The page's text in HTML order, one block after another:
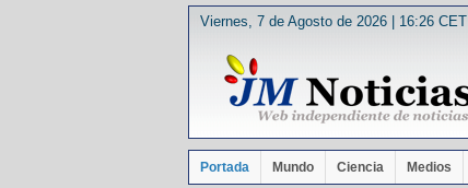
Viernes, 7 de Agosto de 2026 | 16:26 CET
Portada Mundo Ciencia Medios